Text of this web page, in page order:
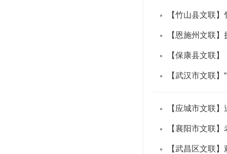
【竹山县文联
【恩施州文联
【保康县文联
【武汉市文联
【襄阳市文联
【武昌区文联